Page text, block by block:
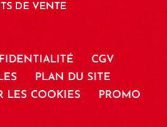
DE VENTE
CGV
PLAN DU SITE
LES COOKIES PROMO